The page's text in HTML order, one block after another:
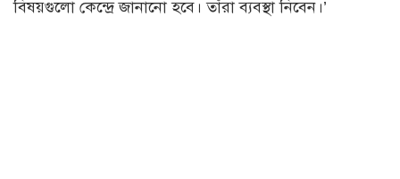
বিষয়গুলো কেন্দ্রে জানানো হবে। তাঁরা ব্যবস্থা নিবেন।’